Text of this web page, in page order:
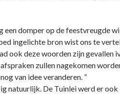
een domper op de feestvreugde
ingelichte bron wist ons te
ook deze woorden zijn gevallen
zullen nagekomen
van idee veranderen. ”
natuurlijk. De Tuinlei werd er